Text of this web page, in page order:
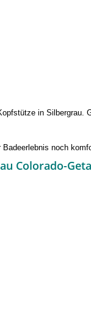
in
noch
Colorado-